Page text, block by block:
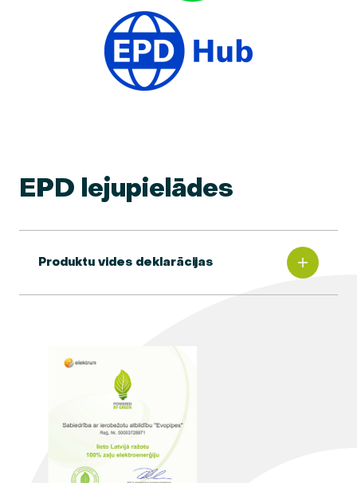
EPD lejupielādes
Produktu vides deklarācijas